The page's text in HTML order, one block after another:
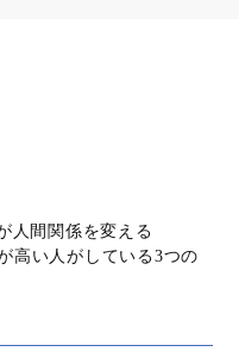
人間関係を変える
高い人がしている3つの